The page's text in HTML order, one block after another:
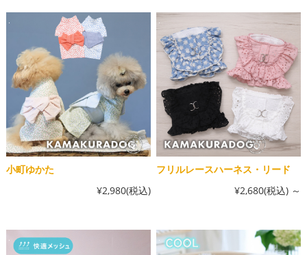
小町ゆかた
¥2,980(税込)
フリルレースハーネス・リード
¥2,680(税込) ～